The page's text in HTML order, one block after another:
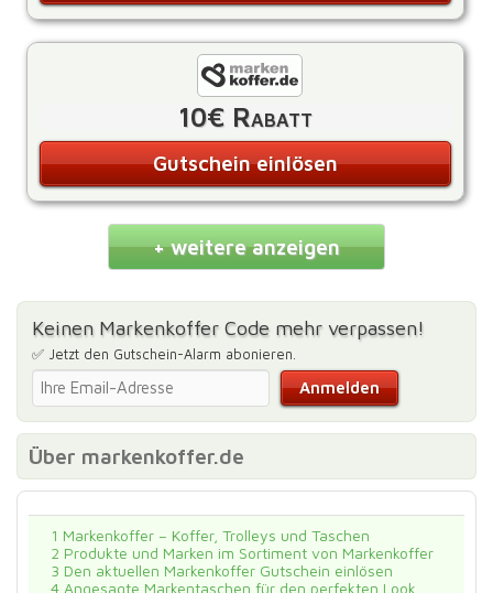
10€ Rabatt
Gutschein einlösen
+ weitere anzeigen
Keinen Markenkoffer Code mehr verpassen!
✅ Jetzt den Gutschein-Alarm abonieren.
Über markenkoffer.de
1 Markenkoffer – Koffer, Trolleys und Taschen
2 Produkte und Marken im Sortiment von Markenkoffer
3 Den aktuellen Markenkoffer Gutschein einlösen
4 Angesagte Markentaschen für den perfekten Look